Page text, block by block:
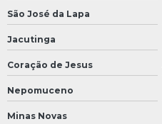
São José da Lapa
Jacutinga
Coração de Jesus
Nepomuceno
Minas Novas